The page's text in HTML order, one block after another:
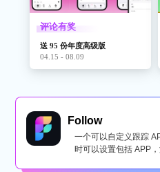
评论有奖
送 95 份年度高级版
04.15 - 08.09
Follow
一个可以自定义跟踪
时可以设置包括 APP